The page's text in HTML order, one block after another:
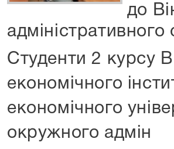
до
адміністративного
Студенти 2 курсу
економічного
економічного
окружного адмін